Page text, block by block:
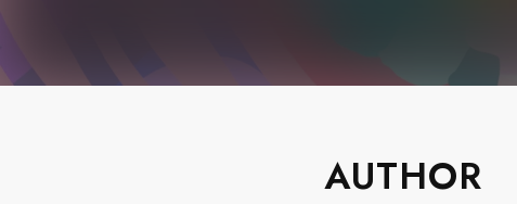
AUTHOR